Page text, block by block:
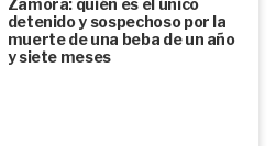
Zamora: quién es el único
detenido y sospechoso por la
muerte de una beba de un año
y siete meses